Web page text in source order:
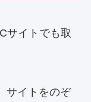
サイトでも取
サイトをのぞ